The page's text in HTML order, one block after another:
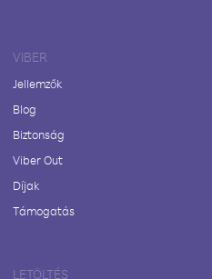
VIBER
Jellemzők
Blog
Biztonság
Viber Out
Díjak
Támogatás
LETÖLTÉS